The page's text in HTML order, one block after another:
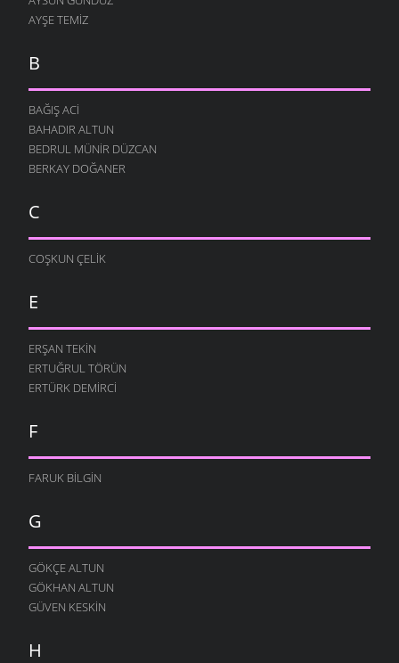
AYŞE TEMIZ
B
BAĞIŞ ACI
BAHADIR ALTUN
BEDRUL MÜNIR DÜZCAN
BERKAY DOĞANER
C
COŞKUN ÇELIK
E
ERŞAN TEKIN
ERTUĞRUL TÖRÜN
ERTÜRK DEMIRCI
F
FARUK BILGIN
G
GÖKÇE ALTUN
GÖKHAN ALTUN
GÜVEN KESKIN
H